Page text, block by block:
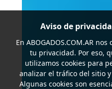
Aviso de
En ABOGADOS.COM.ARnos
tu privacidad. Por eso,
utilizamos cookies para
analizar el tráfico del sitio
Algunas cookies son